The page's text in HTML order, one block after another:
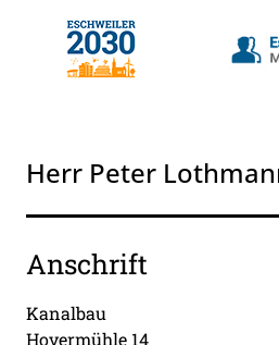
Zum Hauptinhalt springen
Herr Peter
Anschrift
Kanalbau
Hovermühle 14